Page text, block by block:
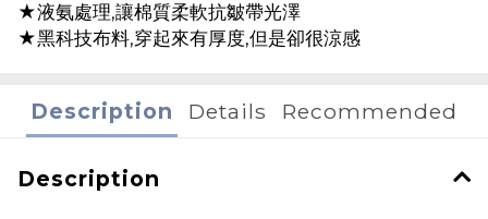
★液氨處理,讓棉質柔軟抗皺帶光澤
★黑科技布料,穿起來有厚度,但是卻很涼感
Description Details Recommended
Description